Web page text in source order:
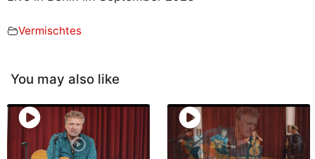
Vermischtes
You may also like